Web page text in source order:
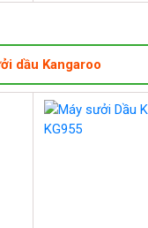
dầu Kangaroo